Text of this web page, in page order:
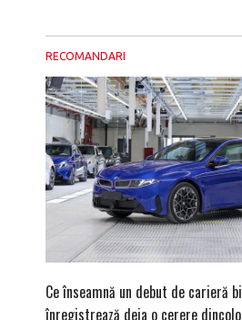
RECOMANDARI
Ce înseamnă un debut de carieră
înregistrează deja o cerere